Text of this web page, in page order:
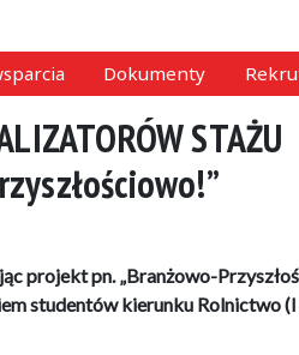
Dokumenty
STAŻU
projekt pn. „Branżowo-
studentów kierunku Rolnictwo